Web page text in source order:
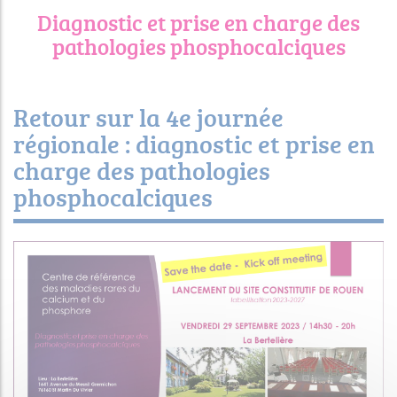
Diagnostic et prise en charge des
pathologies phosphocalciques
Retour sur la 4e journée
régionale : diagnostic et prise en
charge des pathologies
phosphocalciques